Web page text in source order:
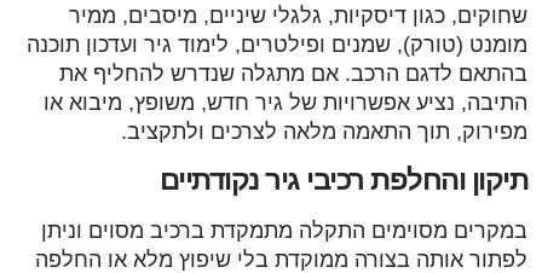
שחוקים, כגון דיסקיות, גלגלי שיניים, מיסבים, ממיר
מומנט (טורק), שמנים ופילטרים, לימוד גיר ועדכון תוכנה
בהתאם לדגם הרכב. אם מתגלה שנדרש להחליף את
התיבה, נציע אפשרויות של גיר חדש, משופץ, מיבוא או
מפירוק, תוך התאמה מלאה לצרכים ולתקציב.
תיקון והחלפת רכיבי גיר נקודתיים
במקרים מסוימים התקלה מתמקדת ברכיב מסוים וניתן
לפתור אותה בצורה ממוקדת בלי שיפוץ מלא או החלפה